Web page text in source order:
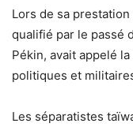
Lors de sa
qualifié par le passé
Pékin, avait appelé
politiques et
Les séparatistes